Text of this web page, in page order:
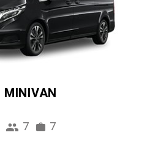
MINIVAN
7 7